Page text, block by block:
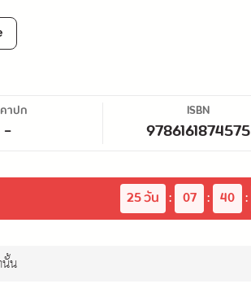
าปก
-
ISBN
9786161874575
25 วัน : 07 : 40 :
น